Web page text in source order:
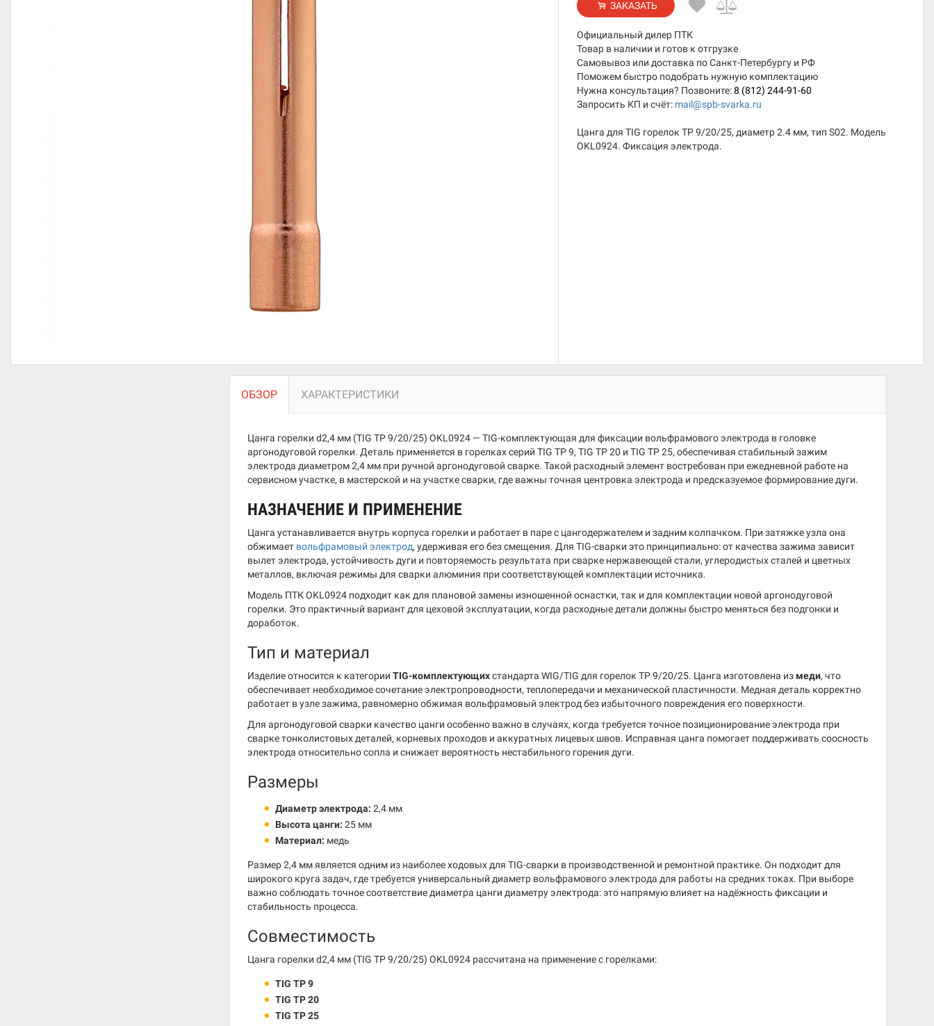
ЗАКАЗАТЬ
Официальный дилер ПТК
Товар в наличии и готов к отгрузке
Самовывоз или доставка по Санкт-Петербургу и РФ
Поможем быстро подобрать нужную комплектацию
Нужна консультация? Позвоните:8 (812) 244-91-60
Запросить КП и счёт: mail@spb-svarka.ru
Цанга для TIG горелок TP 9/20/25, диаметр 2.4 мм, тип S02. Модель
OKL0924. Фиксация электрода.
ОБЗОР ХАРАКТЕРИСТИКИ
Цанга горелки d2,4 мм (TIG TP 9/20/25) OKL0924 — TIG-комплектующая для фиксации вольфрамового электрода в головке
аргонодуговой горелки. Деталь применяется в горелках серий TIG TP 9, TIG TP 20 и TIG TP 25, обеспечивая стабильный зажим
электрода диаметром 2,4 мм при ручной аргонодуговой сварке. Такой расходный элемент востребован при ежедневной работе на
сервисном участке, в мастерской и на участке сварки, где важны точная центровка электрода и предсказуемое формирование дуги.
НАЗНАЧЕНИЕ И ПРИМЕНЕНИЕ
Цанга устанавливается внутрь корпуса горелки и работает в паре с цангодержателем и задним колпачком. При затяжке узла она
обжимает вольфрамовый электрод, удерживая его без смещения. Для TIG-сварки это принципиально: от качества зажима зависит
вылет электрода, устойчивость дуги и повторяемость результата при сварке нержавеющей стали, углеродистых сталей и цветных
металлов, включая режимы для сварки алюминия при соответствующей комплектации источника.
Модель ПТК OKL0924 подходит как для плановой замены изношенной оснастки, так и для комплектации новой аргонодуговой
горелки. Это практичный вариант для цеховой эксплуатации, когда расходные детали должны быстро меняться без подгонки и
доработок.
Тип и материал
Изделие относится к категории TIG-комплектующихстандарта WIG/TIG для горелок TP 9/20/25. Цанга изготовлена из меди, что
обеспечивает необходимое сочетание электропроводности, теплопередачи и механической пластичности. Медная деталь корректно
работает в узле зажима, равномерно обжимая вольфрамовый электрод без избыточного повреждения его поверхности.
Для аргонодуговой сварки качество цанги особенно важно в случаях, когда требуется точное позиционирование электрода при
сварке тонколистовых деталей, корневых проходов и аккуратных лицевых швов. Исправная цанга помогает поддерживать соосность
электрода относительно сопла и снижает вероятность нестабильного горения дуги.
Размеры
Диаметр электрода: 2,4 мм
Высота цанги: 25 мм
Материал: медь
Размер 2,4 мм является одним из наиболее ходовых для TIG-сварки в производственной и ремонтной практике. Он подходит для
широкого круга задач, где требуется универсальный диаметр вольфрамового электрода для работы на средних токах. При выборе
важно соблюдать точное соответствие диаметра цанги диаметру электрода: это напрямую влияет на надёжность фиксации и
стабильность процесса.
Совместимость
Цанга горелки d2,4 мм (TIG TP 9/20/25) OKL0924 рассчитана на применение с горелками:
TIG TP 9
TIG TP 20
TIG TP 25